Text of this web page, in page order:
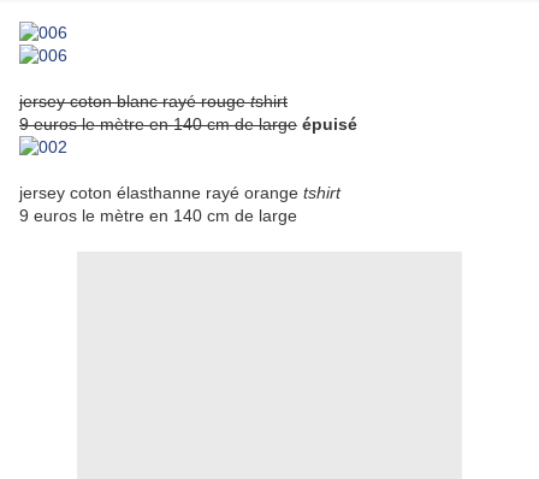
jersey coton blanc rayé rougetshirt
9 euros le mètre en 140 cm de large épuisé
jersey coton élasthanne rayé orange tshirt
9 euros le mètre en 140 cm de large